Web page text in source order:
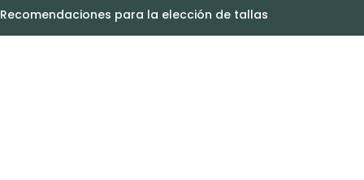
Recomendaciones para la elección de tallas